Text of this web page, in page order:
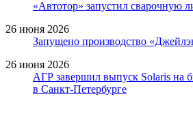
«Автотор» запустил сварочную
26 июня 2026
Запущено производство
26 июня 2026
АГР завершил выпуск Solaris на
в Санкт-Петербурге